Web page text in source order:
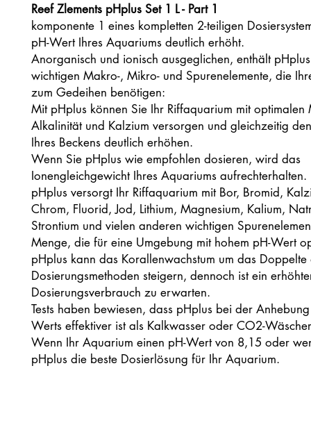
Reef Zlements pHplus Set 1 L - Part 1
komponente 1 eines kompletten 2-teiligen
pH-Wert Ihres Aquariums deutlich erhöht.
Anorganisch und ionisch ausgeglichen, enthält
wichtigen Makro-, Mikro- und Spurenelemente, die
zum Gedeihen benötigen:
Mit pHplus können Sie Ihr Riffaquarium mit optimalen
Alkalinität und Kalzium versorgen und gleichzeitig
Ihres Beckens deutlich erhöhen.
Wenn Sie pHplus wie empfohlen dosieren, wird das
Ionengleichgewicht Ihres Aquariums aufrechterhalten.
pHplus versorgt Ihr Riffaquarium mit Bor, Bromid,
Chrom, Fluorid, Jod, Lithium, Magnesium, Kalium,
Strontium und vielen anderen wichtigen
Menge, die für eine Umgebung mit hohem pH-Wert
pHplus kann das Korallenwachstum um das
Dosierungsmethoden steigern, dennoch ist ein
Dosierungsverbrauch zu erwarten.
Tests haben bewiesen, dass pHplus bei der
Werts effektiver ist als Kalkwasser oder CO2-
Wenn Ihr Aquarium einen pH-Wert von 8,15 oder
pHplus die beste Dosierlösung für Ihr Aquarium.